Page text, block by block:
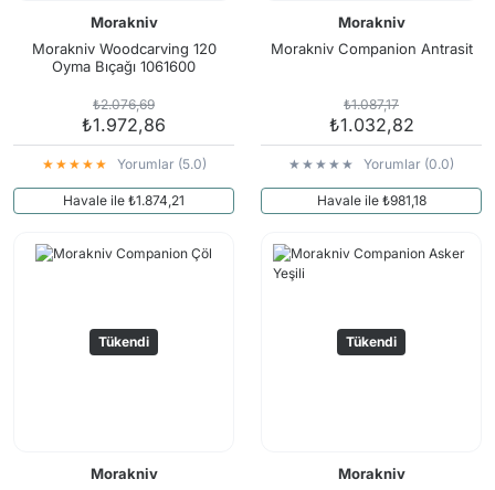
Morakniv
Morakniv Woodcarving 120
Oyma Bıçağı 1061600
₺2.076,69
₺1.972,86
Yorumlar (5.0)
Havale ile ₺1.874,21
Morakniv
Morakniv Companion Antrasit
₺1.087,17
₺1.032,82
Yorumlar (0.0)
Havale ile ₺981,18
Tükendi
Morakniv
Tükendi
Morakniv